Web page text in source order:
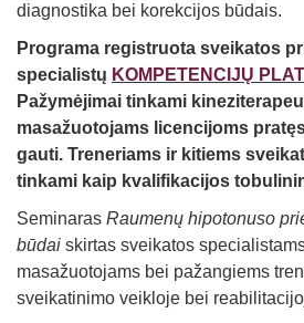
diagnostika bei korekcijos būdais.
Programa registruota sveikatos
specialistų KOMPETENCIJŲ
Pažymėjimai tinkami
masažuotojams licencijoms
gauti. Treneriams ir kitiems
tinkami kaip kvalifikacijos
Seminaras Raumenų hipotonuso
būdai skirtas sveikatos
masažuotojams bei pažangiems
sveikatinimo veikloje bei